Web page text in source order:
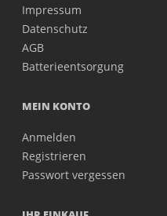
Impressum
Datenschutz
AGB
Batterieentsorgung
MEIN KONTO
Anmelden
Registrieren
Passwort vergessen